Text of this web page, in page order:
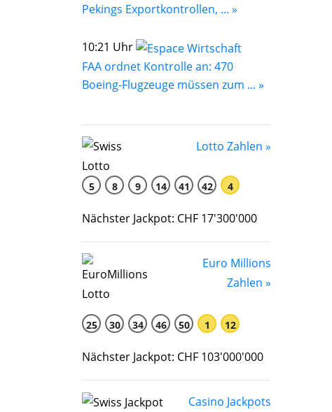
Pekings Exportkontrollen, ... »
10:21 Uhr
FAA ordnet Kontrolle an: 470
Boeing-Flugzeuge müssen zum ... »
Lotto Zahlen »
5 8 9 14 41 42 4
Nächster Jackpot: CHF 17'300'000
Euro Millions
Zahlen »
25 30 34 46 50 1 12
Nächster Jackpot: CHF 103'000'000
Casino Jackpots